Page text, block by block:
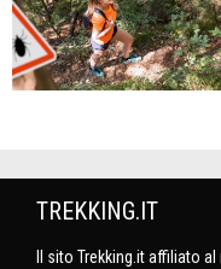
TREKKING.IT
Il sito Trekking.it affiliato